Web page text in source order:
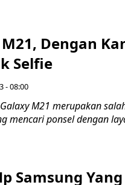
Dengan
Selfie
- 08:00
Galaxy M21 merupakan
mencari ponsel dengan
Samsung